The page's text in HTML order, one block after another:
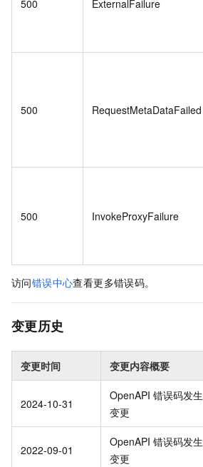
500 ExternalFailure
500 RequestMetaDataFailed
500 InvokeProxyFailure
访问错误中心查看更多错误码。
变更历史
变更时间 变更内容概要
2024-10-31
OpenAPI 错误码发生
变更
2022-09-01
OpenAPI 错误码发生
变更